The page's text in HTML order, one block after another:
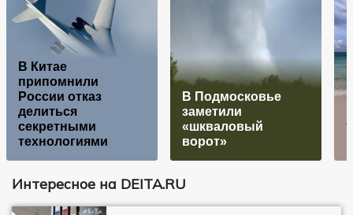
В Китае
припомнили
России отказ
делиться
секретными
технологиями
В Подмосковье
заметили
«шкваловый
ворот»
Интересное на DEITA.RU